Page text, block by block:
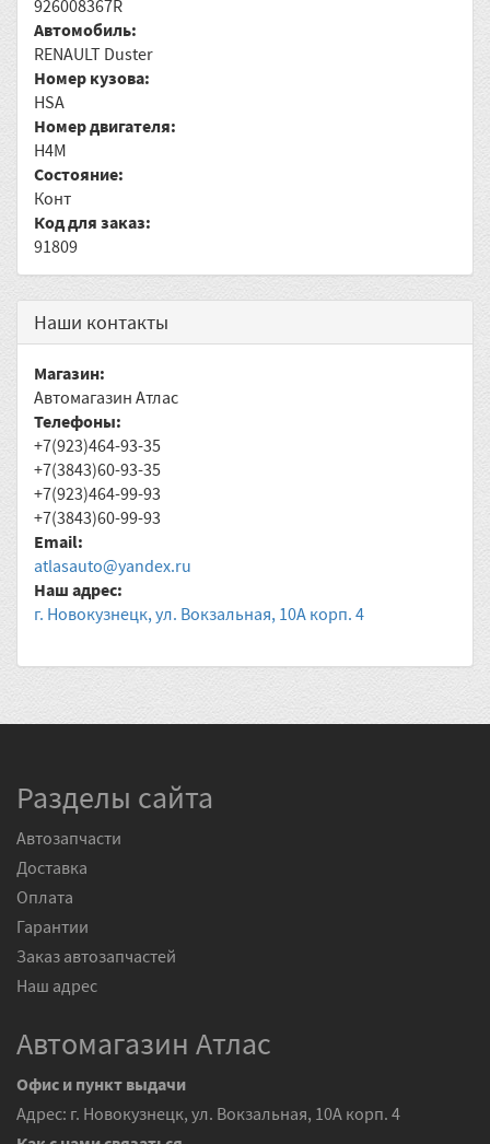
926008367R
Автомобиль:
RENAULT Duster
Номер кузова:
HSA
Номер двигателя:
H4M
Состояние:
Конт
Код для заказ:
91809
Наши контакты
Магазин:
Автомагазин Атлас
Телефоны:
+7(923)464-93-35
+7(3843)60-93-35
+7(923)464-99-93
+7(3843)60-99-93
Email:
atlasauto@yandex.ru
Наш адрес:
г. Новокузнецк, ул. Вокзальная, 10А корп. 4
Разделы сайта
Автозапчасти
Доставка
Оплата
Гарантии
Заказ автозапчастей
Наш адрес
Автомагазин Атлас
Офис и пункт выдачи
Адрес: г. Новокузнецк, ул. Вокзальная, 10А корп. 4